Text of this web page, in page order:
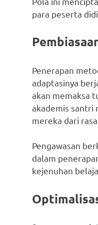
para peserta
Penerapan
adaptasinya
akan memaksa
akademis santri
mereka dari
Pengawasan
dalam
kejenuhan